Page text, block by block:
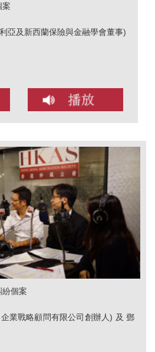
案
亞及新西蘭保險與金融學會董事)
個案
業戰略顧問有限公司創辦人) 及 鄧